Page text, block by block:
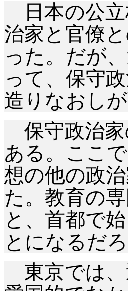
日本の公立
治家と官僚
った。だが
って、保守
造りなおし
保守政治家
ある。ここ
想の他の政
た。教育の
と、首都で
とになるだろ
東京では、